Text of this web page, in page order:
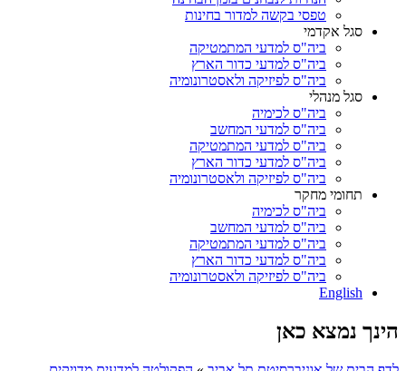
טפסי בקשה למדור בחינות
סגל אקדמי
ביה"ס למדעי המתמטיקה
ביה"ס למדעי כדור הארץ
ביה"ס לפיזיקה ולאסטרונומיה
סגל מנהלי
ביה"ס לכימיה
ביה"ס למדעי המחשב
ביה"ס למדעי המתמטיקה
ביה"ס למדעי כדור הארץ
ביה"ס לפיזיקה ולאסטרונומיה
תחומי מחקר
ביה"ס לכימיה
ביה"ס למדעי המחשב
ביה"ס למדעי המתמטיקה
ביה"ס למדעי כדור הארץ
ביה"ס לפיזיקה ולאסטרונומיה
English
הינך נמצא כאן